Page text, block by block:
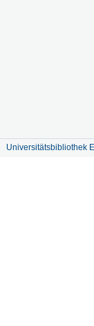
Universitätsbibliothek